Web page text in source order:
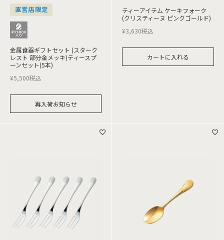
直営店限定
金属食器ギフトセット (スターク
レスト 部分金メッキ)ティースプ
ーンセット(5本)
¥5,500税込
再入荷お知らせ
ティーアイテム ケーキフォーク
(クリスティーヌ ピンクゴールド)
¥3,630税込
カートに入れる